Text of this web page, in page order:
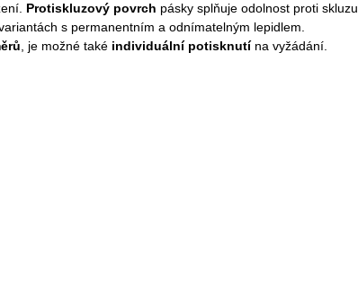
Protiskluzový povrch pásky splňuje odolnost proti skluzu
s permanentním a odnímatelným lepidlem.
, je možné také individuální potisknutí na vyžádání.